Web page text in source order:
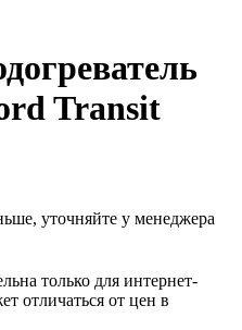
Transit
уточняйте у менеджера
только для интернет-
отличаться от цен в